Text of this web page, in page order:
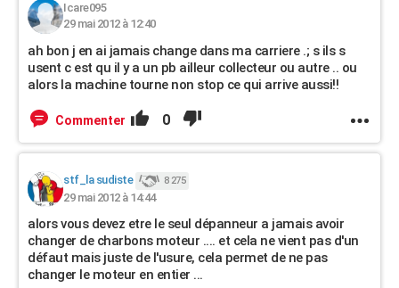
Icare095
29 mai 2012 à 12:40
ah bon j en ai jamais change dans ma carriere .; s ils s
usent c est qu il y a un pb ailleur collecteur ou autre .. ou
alors la machine tourne non stop ce qui arrive aussi!!
Commenter 0
stf_la sudiste 8 275
29 mai 2012 à 14:44
alors vous devez etre le seul dépanneur a jamais avoir
changer de charbons moteur .... et cela ne vient pas d'un
défaut mais juste de l'usure, cela permet de ne pas
changer le moteur en entier ...